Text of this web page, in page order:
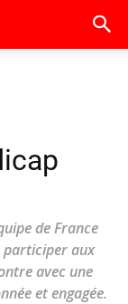
de France
participer aux
avec une
et engagée.